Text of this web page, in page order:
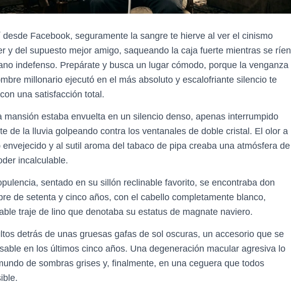
Facebook, seguramente la sangre te hierve al ver el cinismo
y del supuesto mejor amigo, saqueando la caja fuerte mientras se ríen
indefenso. Prepárate y busca un lugar cómodo, porque la venganza
millonario ejecutó en el más absoluto y escalofriante silencio te
una satisfacción total.
mansión estaba envuelta en un silencio denso, apenas interrumpido
de la lluvia golpeando contra los ventanales de doble cristal. El olor a
y al sutil aroma del tabaco de pipa creaba una atmósfera de
incalculable.
sentado en su sillón reclinable favorito, se encontraba don
de setenta y cinco años, con el cabello completamente blanco,
traje de lino que denotaba su estatus de magnate naviero.
detrás de unas gruesas gafas de sol oscuras, un accesorio que se
en los últimos cinco años. Una degeneración macular agresiva lo
de sombras grises y, finalmente, en una ceguera que todos